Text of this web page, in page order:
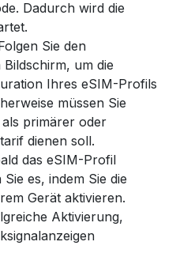
Dadurch wird die
Sie den
um die
Ihres eSIM-Profils
müssen Sie
primärer oder
dienen soll.
das eSIM-Profil
es, indem Sie die
Gerät aktivieren.
Aktivierung,